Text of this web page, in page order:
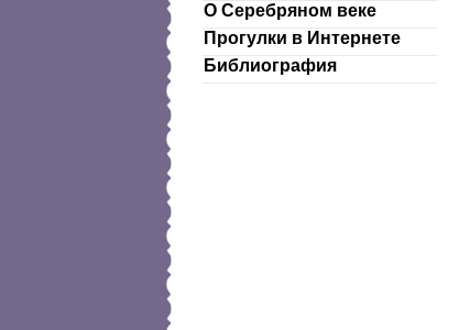
О Серебряном веке
Прогулки в Интернете
Библиография